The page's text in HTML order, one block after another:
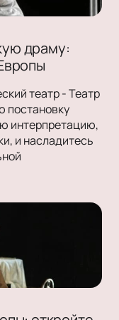
драму:
театр - Театр
постановку
интерпретацию,
и насладитесь